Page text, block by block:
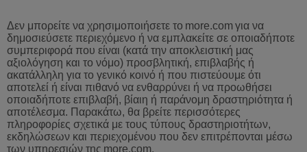
Δεν μπορείτε να χρησιμοποιήσετε το more.comγια να
δημοσιεύσετε περιεχόμενο ή να εμπλακείτε σε οποιαδήποτε
συμπεριφορά που είναι (κατά την αποκλειστική μας
αξιολόγηση και το νόμο) προσβλητική, επιβλαβής ή
ακατάλληλη για το γενικό κοινό ή που πιστεύουμε ότι
αποτελεί ή είναι πιθανό να ενθαρρύνει ή να προωθήσει
οποιαδήποτε επιβλαβή, βίαιη ή παράνομη δραστηριότητα ή
αποτέλεσμα. Παρακάτω, θα βρείτε περισσότερες
πληροφορίες σχετικά με τους τύπους δραστηριοτήτων,
εκδηλώσεων και περιεχομένου που δεν επιτρέπονται μέσω
των υπηρεσιών της more.com.